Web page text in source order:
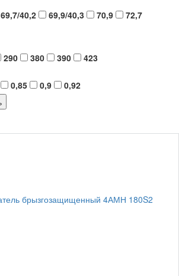
69,7/40,2 69,9/40,3 70,9
72,7
290 380 390
423
0,85 0,9 0,92